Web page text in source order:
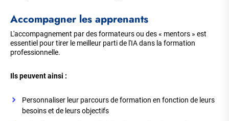
Accompagner les apprenants
L'accompagnement par des formateurs ou des « mentors » est
essentiel pour tirer le meilleur parti de l'IA dans la formation
professionnelle.
Ils peuvent ainsi :
Personnaliser leur parcours de formation en fonction de leurs
besoins et de leurs objectifs